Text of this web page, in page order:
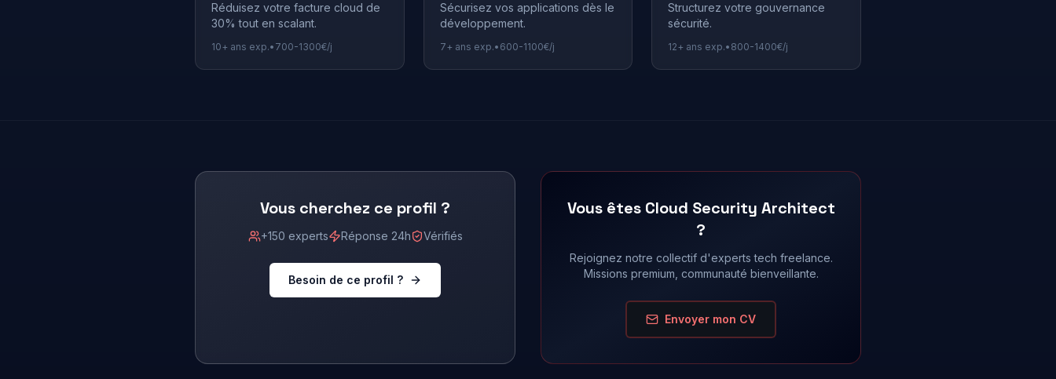
Réduisez votre facture cloud de
30% tout en scalant.
10+ ans exp.• 700-1300€/j
Sécurisez vos applications dès le
développement.
7+ ans exp.• 600-1100€/j
Structurez votre gouvernance
sécurité.
12+ ans exp.• 800-1400€/j
Vous cherchez ce profil ?
+150 experts Réponse 24h Vérifiés
Besoin de ce profil ?
Vous êtes Cloud Security Architect
?
Rejoignez notre collectif d'experts tech freelance.
Missions premium, communauté bienveillante.
Envoyer mon CV